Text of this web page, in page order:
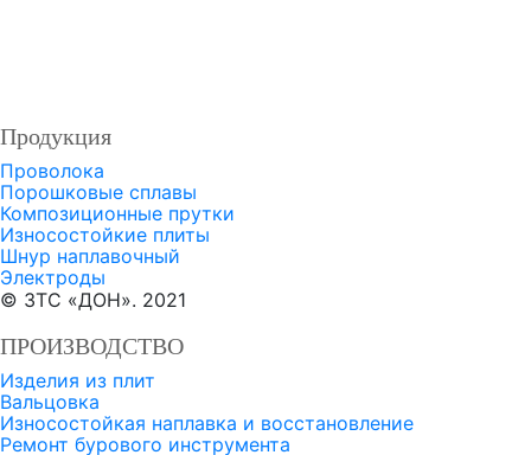
Продукция
Проволока
Порошковые сплавы
Композиционные прутки
Износостойкие плиты
Шнур наплавочный
Электроды
© ЗТС «ДОН». 2021
ПРОИЗВОДСТВО
Изделия из плит
Вальцовка
Износостойкая наплавка и восстановление
Ремонт бурового инструмента